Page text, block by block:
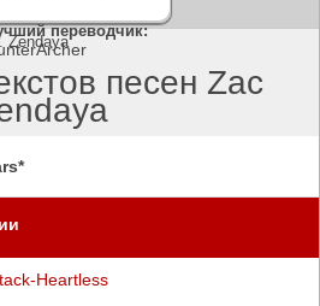
переводчик:
Zendaya
песен Zac
Heartless